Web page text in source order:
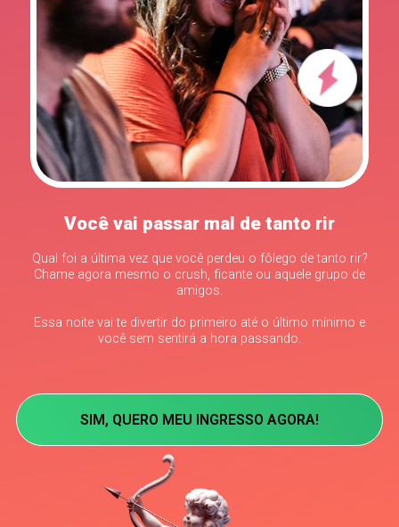
Você vai passar mal de tanto rir
Qual foi a última vez que você perdeu o fôlego de tanto rir?
Chame agora mesmo o crush, ficante ou aquele grupo de
amigos.
Essa noite vai te divertir do primeiro até o último mínimo e
você sem sentirá a hora passando.
SIM, QUERO MEU INGRESSO AGORA!